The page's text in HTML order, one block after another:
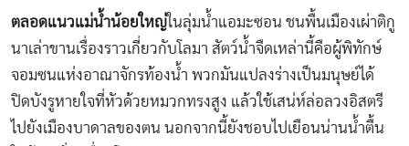
ตลอดแนวแม่น้ำน้อยใหญ่ในลุ่มน้ำแอมะซอน ชนพื้นเมืองเผ่าติกู
นาเล่าขานเรื่องราวเกี่ยวกับโลมา สัตว์น้ำจืดเหล่านี้คือผู้พิทักษ์
จอมซนแห่งอาณาจักรท้องน้ำ พวกมันแปลงร่างเป็นมนุษย์ได้
ปิดบังรูหายใจที่หัวด้วยหมวกทรงสูง แล้วใช้เสน่ห์ล่อลวงอิสตรี
ไปยังเมืองบาดาลของตน นอกจากนี้ยังชอบไปเยือนน่านน้ำตื้น